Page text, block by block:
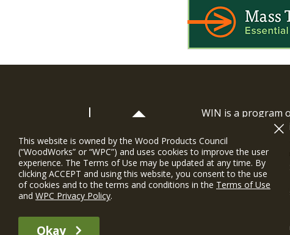
WIN is a program
timber and
and construction
WoodWorks
and multi-family
Soutien gratuit
The WIN member profile information provided by this site is for informational
This website is owned by the Wood Products Council
(“WoodWorks” or “WPC”) and uses cookies to improve the user
experience. The Terms of Use may be updated at any time. By
clicking ACCEPT and using this website, you consent to the use
of cookies and to the terms and conditions in the Terms of Use
and WPC Privacy Policy.
Okay